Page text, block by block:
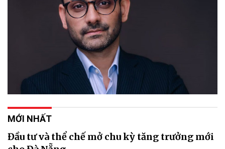
MỚI NHẤT
Đầu tư và thể chế mở chu kỳ tăng trưởng mới